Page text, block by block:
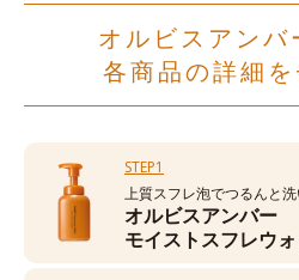
オルビスアンバ
各商品の詳細を
STEP1
上質スフレ泡でつるんと
オルビスアンバー
モイストスフレウ